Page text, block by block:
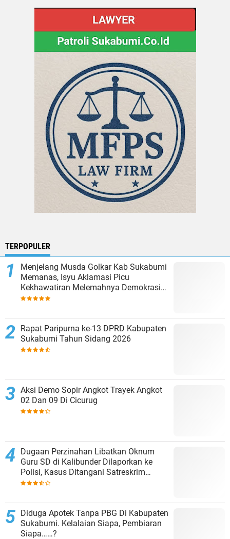
TERPOPULER
Menjelang Musda Golkar Kab Sukabumi
Memanas, Isyu Aklamasi Picu
Kekhawatiran Melemahnya Demokrasi
Internal
Rapat Paripurna ke-13 DPRD Kabupaten
Sukabumi Tahun Sidang 2026
Aksi Demo Sopir Angkot Trayek Angkot
02 Dan 09 Di Cicurug
Dugaan Perzinahan Libatkan Oknum
Guru SD di Kalibunder Dilaporkan ke
Polisi, Kasus Ditangani Satreskrim
Polres Sukabumi
Diduga Apotek Tanpa PBG Di Kabupaten
Sukabumi. Kelalaian Siapa, Pembiaran
Siapa……?